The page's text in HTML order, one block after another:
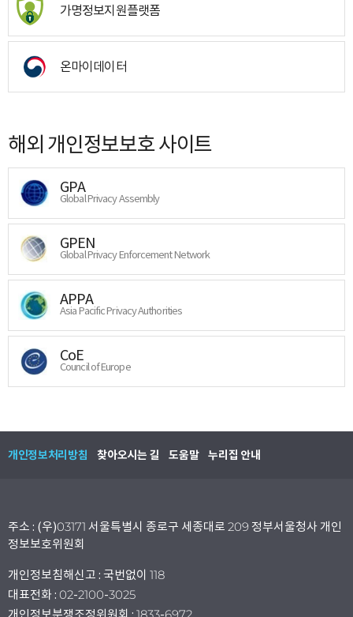
가명정보지원플랫폼
온마이데이터
해외 개인정보보호 사이트
GPA
Global Privacy Assembly
GPEN
Global Privacy Enforcement Network
APPA
Asia Pacific Privacy Authorities
CoE
Council of Europe
개인정보처리방침 찾아오시는 길 도움말 누리집 안내
주소 : (우)03171 서울특별시 종로구 세종대로 209 정부서울청사 개인
정보보호위원회
개인정보침해신고 : 국번없이 118
대표전화 : 02-2100-3025
개인정보분쟁조정위원회 : 1833-6972